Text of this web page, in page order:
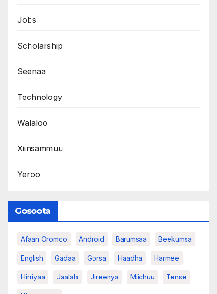
Jobs
Scholarship
Seenaa
Technology
Walaloo
Xiinsammuu
Yeroo
Gosoota
Afaan Oromoo Android Barumsaa Beekumsa
English Gadaa Gorsa Haadha Harmee
Hirriyaa Jaalala Jireenya Miichuu Tense